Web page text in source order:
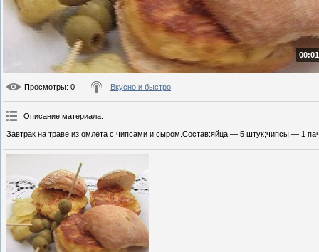
Просмотры: 0 Вкусно и быстро
Описание материала:
Завтрак на траве из омлета с чипсами и сыром.Состав:яйца — 5 штук;чипсы — 1